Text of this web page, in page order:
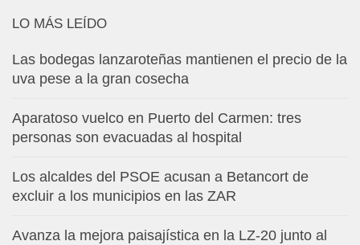
LO MÁS LEÍDO
Las bodegas lanzaroteñas mantienen el precio de la
uva pese a la gran cosecha
Aparatoso vuelco en Puerto del Carmen: tres
personas son evacuadas al hospital
Los alcaldes del PSOE acusan a Betancort de
excluir a los municipios en las ZAR
Avanza la mejora paisajística en la LZ-20 junto al